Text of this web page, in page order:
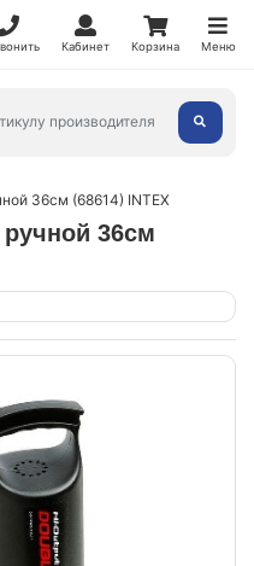
Кабинет Корзина Меню
36см (68614) INTEX
ручной 36см